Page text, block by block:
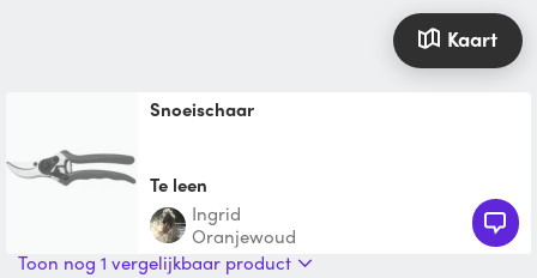
Kaart
snoeischaar
Te leen
Ingrid
Oranjewoud
Toon nog 1 vergelijkbaar product